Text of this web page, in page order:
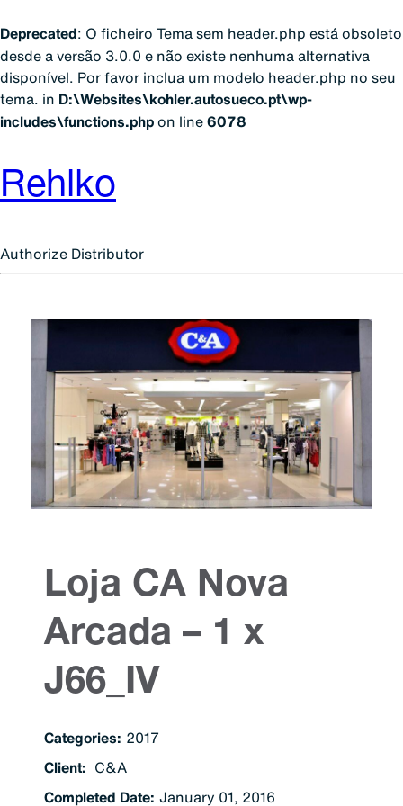
Deprecated: O ficheiro Tema sem header.php está obsoleto
desde a versão 3.0.0 e não existe nenhuma alternativa
disponível. Por favor inclua um modelo header.php no seu
tema. in D:\Websites\kohler.autosueco.pt\wp-
includes\functions.php on line 6078
Rehlko
Authorize Distributor
Loja CA Nova
Arcada – 1 x
J66_IV
Categories: 2017
Client: C&A
Completed Date: January 01, 2016